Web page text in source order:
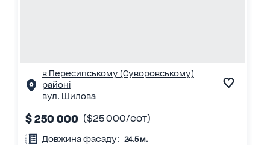
в Пересипському (Суворовському)
районі
вул. Шилова
$ 250 000 ($25 000/сот)
Довжина фасаду: 24.5 м.